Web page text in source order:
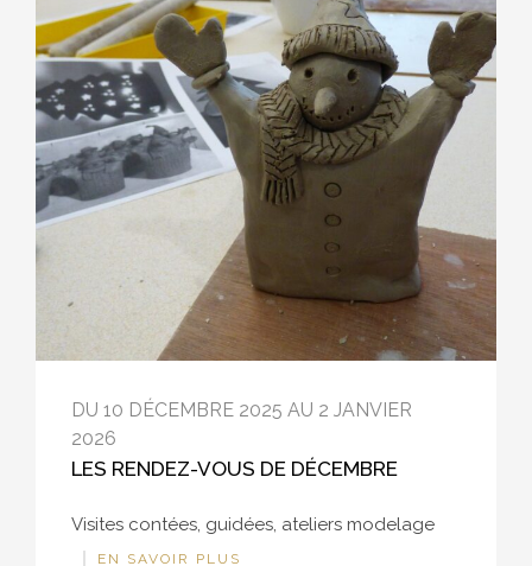
DU 10 DÉCEMBRE 2025 AU 2 JANVIER
2026
LES RENDEZ-VOUS DE DÉCEMBRE
Visites contées, guidées, ateliers modelage
EN SAVOIR PLUS